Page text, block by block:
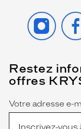
Restez
offres
Name
Votre adresse e-
(Ce
champ
est
obligatoire)